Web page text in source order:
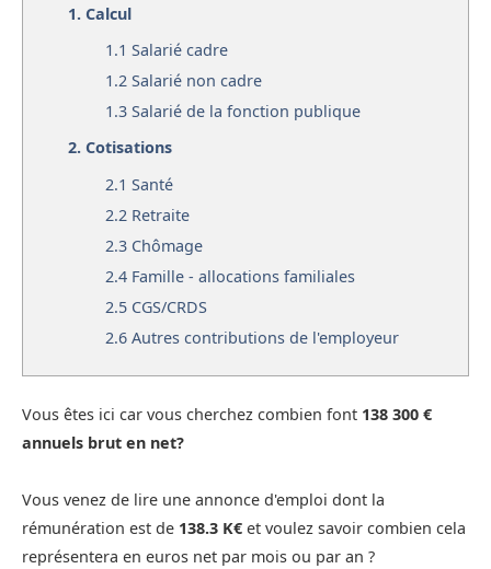
1. Calcul
1.1 Salarié cadre
1.2 Salarié non cadre
1.3 Salarié de la fonction publique
2. Cotisations
2.1 Santé
2.2 Retraite
2.3 Chômage
2.4 Famille - allocations familiales
2.5 CGS/CRDS
2.6 Autres contributions de l'employeur
Vous êtes ici car vous cherchez combien font 138 300 €
annuels brut en net?
Vous venez de lire une annonce d'emploi dont la
rémunération est de 138.3 K€ et voulez savoir combien cela
représentera en euros net par mois ou par an ?